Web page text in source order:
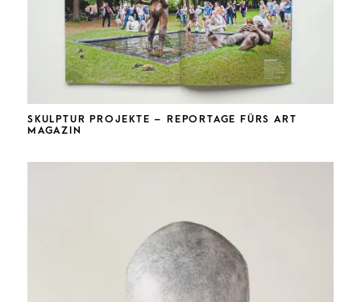
SKULPTUR PROJEKTE – REPORTAGE FÜRS ART
MAGAZIN